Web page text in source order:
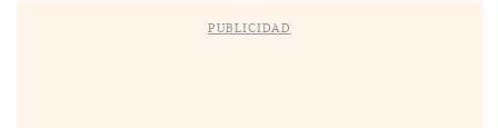
PUBLICIDAD